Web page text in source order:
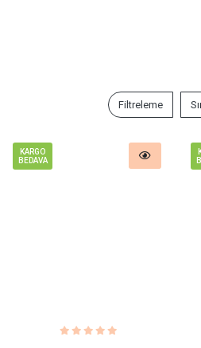
Filtreleme
KARGO
BEDAVA